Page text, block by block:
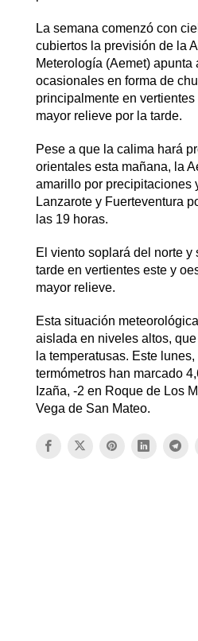
La semana comenzó con
cubiertos la previsión de la
Meterología (Aemet) apunta
ocasionales en forma de
principalmente en
mayor relieve por la tarde.
Pese a que la calima hará
orientales esta mañana, la
amarillo por precipitaciones
Lanzarote y Fuerteventura
las 19 horas.
El viento soplará del norte y
tarde en vertientes este y
mayor relieve.
Esta situación
aislada en niveles altos,
la temperatusas. Este
termómetros han marcado
Izaña, -2 en Roque de Los
Vega de San Mateo.